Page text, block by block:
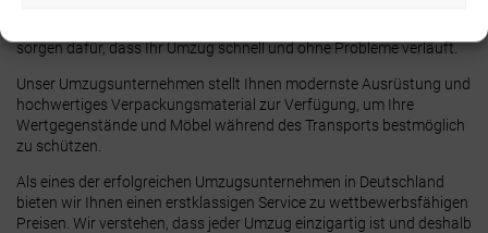
sorgen dafür, dass Ihr Umzug schnell und ohne Probleme verläuft.
Unser Umzugsunternehmen stellt Ihnen modernste Ausrüstung und
hochwertiges Verpackungsmaterial zur Verfügung, um Ihre
Wertgegenstände und Möbel während des Transports bestmöglich
zu schützen.
Als eines der erfolgreichen Umzugsunternehmen in Deutschland
bieten wir Ihnen einen erstklassigen Service zu wettbewerbsfähigen
Preisen. Wir verstehen, dass jeder Umzug einzigartig ist und deshalb